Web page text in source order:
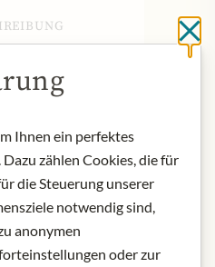
Nana-Chips
mit
und trocken
Ihnen ein perfektes
zählen Cookies, die für
die Steuerung unserer
notwendig sind,
anonymen
oder zur